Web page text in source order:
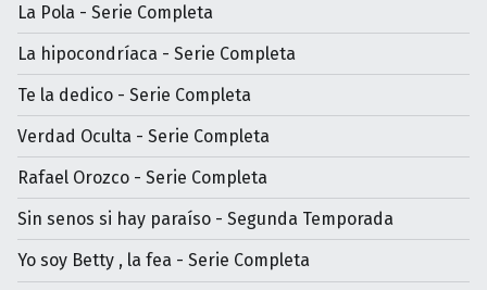
La Pola - Serie Completa
La hipocondríaca - Serie Completa
Te la dedico - Serie Completa
Verdad Oculta - Serie Completa
Rafael Orozco - Serie Completa
Sin senos si hay paraíso - Segunda Temporada
Yo soy Betty , la fea - Serie Completa